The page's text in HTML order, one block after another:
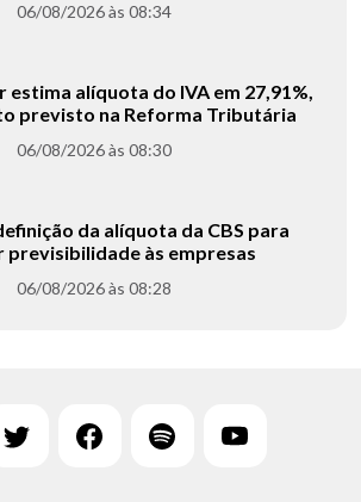
06/08/2026 às 08:34
estima alíquota do IVA em 27,91%,
previsto na Reforma Tributária
06/08/2026 às 08:30
da alíquota da CBS para
previsibilidade às empresas
06/08/2026 às 08:28